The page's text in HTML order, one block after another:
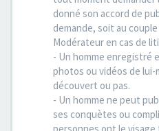
donné son accord de
demande, soit au
Modérateur en cas de
- Un homme enregistré
photos ou vidéos de lui-
découvert ou pas.
- Un homme ne peut
ses conquètes ou